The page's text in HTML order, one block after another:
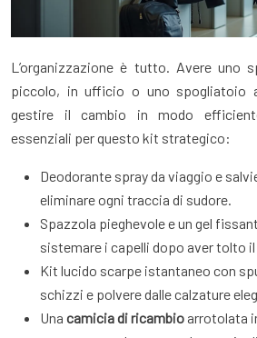
L’organizzazione è tutto. Avere uno
piccolo, in ufficio o uno spogliatoio
gestire il cambio in modo
essenziali per questo kit strategico:
Deodorante spray da viaggio e
eliminare ogni traccia di sudore.
Spazzola pieghevole e un gel
sistemare i capelli dopo aver tolto il
Kit lucido scarpe istantaneo con
schizzi e polvere dalle calzature
Una camicia di ricambio arrotolata